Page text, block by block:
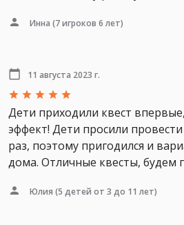
Инна (7 игроков 6 лет)
11 августа 2023 г.
Дети приходили квест
эффект! Дети просили
раз, поэтому пригодился и
дома. Отличные квесты, будем
Юлия (5 детей от 3 до 11 лет)